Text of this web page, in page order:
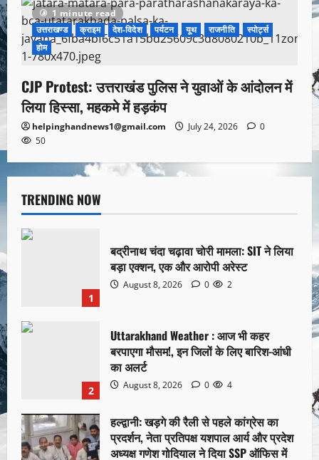
1 minute read
उत्तराखण्ड
क्राइम देश-विदेश पर्यटन यूथ राजनीति
स्पोर्ट्स
होम
CJP Protest: उत्तराखंड पुलिस ने युवाओं के आंदोलन में
लिया हिस्सा, महकमे में हड़कंप
helpinghandnews1@gmail.com July 24, 2026
0
50
TRENDING NOW
1
बद्रीनाथ चंदा चढ़ावा चोरी मामला: SIT ने लिया
बड़ा एक्शन, एक और आरोपी अरेस्ट
August 8, 2026 0 2
2
Uttarakhand Weather : आज भी कहर
बरपाएगा मौसम!, इन जिलों के लिए बारिश-आंधी
का अलर्ट
August 8, 2026 0 4
हल्द्वानी: खड़गे की रैली से पहले कांग्रेस का
प्रदर्शन, नेता प्रतिपक्ष यशपाल आर्य और प्रदेश
अध्यक्ष गणेश गोदियाल ने दिया SSP ऑफिस में